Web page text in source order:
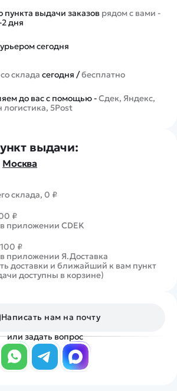
пункта выдачи заказов рядом с вами -
2 дня
сегодня
со склада сегодня /бесплатно
до вас с помощью -Сдек, Яндекс,
логистика, 5Post
выдачи:
Москва
склада, 0 ₽
₽
приложении CDEK
₽
приложении Я.Доставка
доставки и ближайший к вам пункт
доступны в корзине)
Написать нам на почту
или задать вопрос